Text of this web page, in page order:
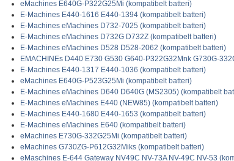
eMachines E640G-P322G25Mi (kompatibelt batteri)
E-Machines E440-1616 E440-1394 (kompatibelt batteri)
E-Machines eMachines D732-7025 (kompatibelt batteri)
E-Machines eMachines D732G D732Z (kompatibelt batteri)
E-Machines eMachines D528 D528-2062 (kompatibelt batteri)
EMACHINEs D440 E730 G530 G640-P322G32Mnk G730G-
E-Machines E440-1317 E440-1036 (kompatibelt batteri)
eMachines E640G-P523G25Mi (kompatibelt batteri)
E-Machines eMachines D640 D640G (MS2305) (kompatibelt
E-Machines eMachines E440 (NEW85) (kompatibelt batteri)
E-Machines E440-1680 E440-1653 (kompatibelt batteri)
E-Machines eMachines E640 (kompatibelt batteri)
eMachines E730G-332G25Mi (kompatibelt batteri)
eMachines G730ZG-P612G32Miks (kompatibelt batteri)
eMaschines E-644 Gateway NV49C NV-73A NV-49C NV-53